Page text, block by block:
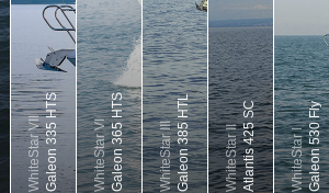
WhiteStar VIIGaleon 335 HTS WhiteStar VIGaleon 365 HTS WhiteStar IIIGaleon 385 HTL WhiteStar IIAtlantis 425 SC WhiteStar IGaleon 530 Fly